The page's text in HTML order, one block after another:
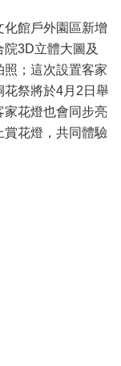
館戶外園區新增
3D立體大圖及
；這次設置客家
祭將於4月2日舉
家花燈也會同步亮
賞花燈，共同體驗